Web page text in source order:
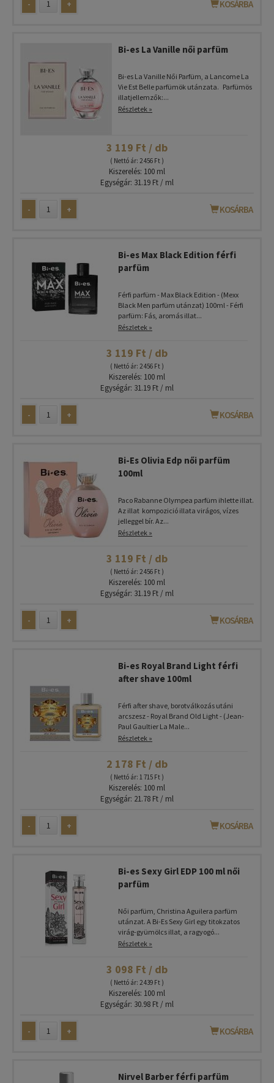
- + KOSÁRBA
Bi-es La Vanille női parfüm
Bi-es La Vanille Női Parfüm, a Lancome La
Vie Est Belle parfümök utánzata. Parfümös
illatjellemzők:...
Részletek »
3 119 Ft / db
( Nettó ár: 2 456 Ft )
Kiszerelés: 100 ml
Egységár: 31.19 Ft / ml
- + KOSÁRBA
Bi-es Max Black Edition férfi
parfüm
Férfi parfüm - Max Black Edition - (Mexx
Black Men parfüm utánzat) 100ml - Férfi
parfüm: Fás, aromás illat...
Részletek »
3 119 Ft / db
( Nettó ár: 2 456 Ft )
Kiszerelés: 100 ml
Egységár: 31.19 Ft / ml
- + KOSÁRBA
Bi-Es Olivia Edp női parfüm
100ml
Paco Rabanne Olympea parfüm ihlette illat.
Az illat kompozició illata virágos, vízes
jelleggel bír. Az...
Részletek »
3 119 Ft / db
( Nettó ár: 2 456 Ft )
Kiszerelés: 100 ml
Egységár: 31.19 Ft / ml
- + KOSÁRBA
Bi-es Royal Brand Light férfi
after shave 100ml
Férfi after shave, borotválkozás utáni
arcszesz - Royal Brand Old Light - (Jean-
Paul Gaultier La Male...
Részletek »
2 178 Ft / db
( Nettó ár: 1 715 Ft )
Kiszerelés: 100 ml
Egységár: 21.78 Ft / ml
- + KOSÁRBA
Bi-es Sexy Girl EDP 100 ml női
parfüm
Női parfüm, Christina Aguilera parfüm
utánzat. A Bi-Es Sexy Girl egy titokzatos
virág-gyümölcs illat, a ragyogó...
Részletek »
3 098 Ft / db
( Nettó ár: 2 439 Ft )
Kiszerelés: 100 ml
Egységár: 30.98 Ft / ml
- + KOSÁRBA
Nirvel Barber férfi parfüm